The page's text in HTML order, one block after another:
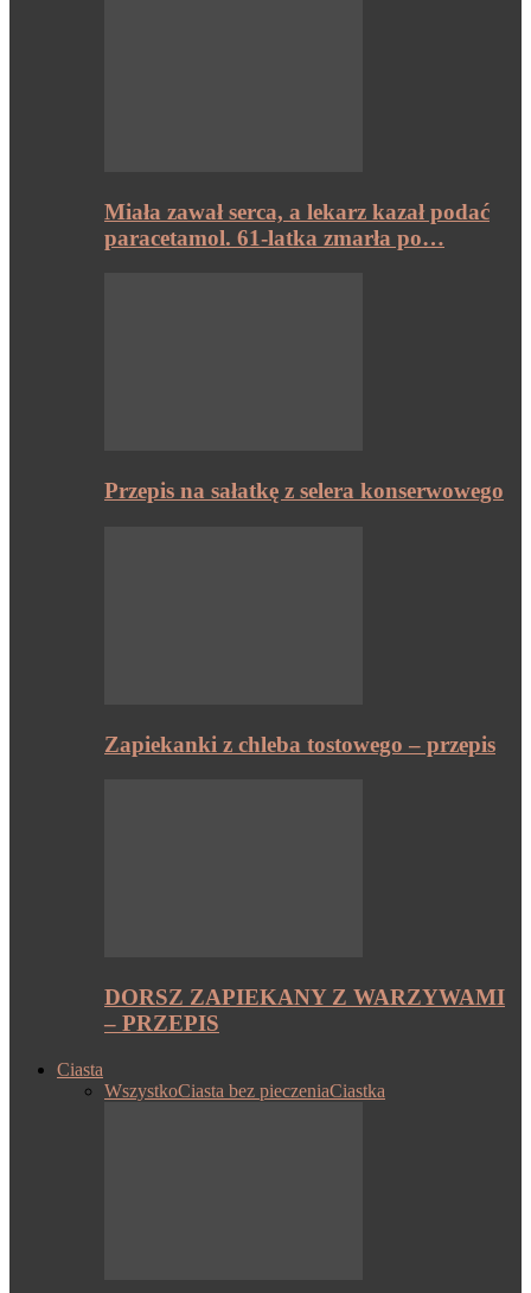
Miała zawał serca, a lekarz kazał podać
paracetamol. 61-latka zmarła po…
Przepis na sałatkę z selera konserwowego
Zapiekanki z chleba tostowego – przepis
DORSZ ZAPIEKANY Z WARZYWAMI
– PRZEPIS
Ciasta
WszystkoCiasta bez pieczeniaCiastka